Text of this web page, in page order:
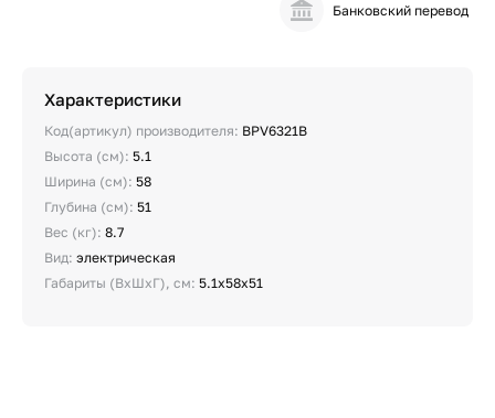
Банковский перевод
Характеристики
Код(артикул) производителя: BPV6321B
Высота (см): 5.1
Ширина (см): 58
Глубина (см): 51
Вес (кг): 8.7
Вид: электрическая
Габариты (ВхШхГ), см: 5.1x58x51